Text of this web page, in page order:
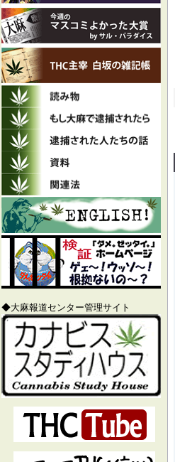
◆大麻報道センター管理サイト